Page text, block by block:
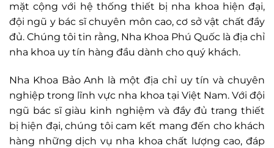
mặt cộng với hệ thống thiết bị nha khoa hiện đại,
đội ngũ y bác sĩ chuyên môn cao, cơ sở vật chất đầy
đủ. Chúng tôi tin rằng, Nha Khoa Phú Quốc là địa chỉ
nha khoa uy tín hàng đầu dành cho quý khách.
Nha Khoa Bảo Anh là một địa chỉ uy tín và chuyên
nghiệp trong lĩnh vực nha khoa tại Việt Nam. Với đội
ngũ bác sĩ giàu kinh nghiệm và đầy đủ trang thiết
bị hiện đại, chúng tôi cam kết mang đến cho khách
hàng những dịch vụ nha khoa chất lượng cao, đáp